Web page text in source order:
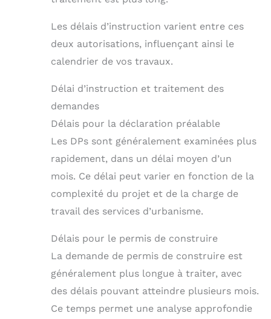
Les délais d’instruction varient entre ces
deux autorisations, influençant ainsi le
calendrier de vos travaux.
Délai d’instruction et traitement des
demandes
Délais pour la déclaration préalable
Les DPs sont généralement examinées plus
rapidement, dans un délai moyen d’un
mois. Ce délai peut varier en fonction de la
complexité du projet et de la charge de
travail des services d’urbanisme.
Délais pour le permis de construire
La demande de permis de construire est
généralement plus longue à traiter, avec
des délais pouvant atteindre plusieurs mois.
Ce temps permet une analyse approfondie